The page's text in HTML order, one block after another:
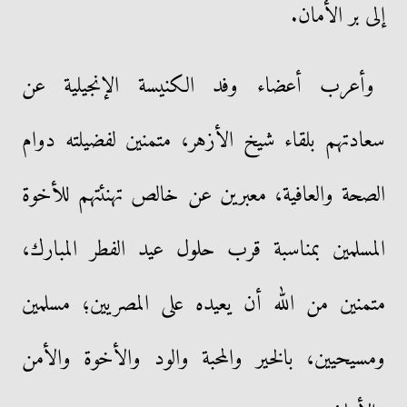
إلى بر الأمان.
وأعرب أعضاء وفد الكنيسة الإنجيلية عن
سعادتهم بلقاء شيخ الأزهر، متمنين لفضيلته دوام
الصحة والعافية، معبرين عن خالص تهنئتهم للأخوة
المسلمين بمناسبة قرب حلول عيد الفطر المبارك،
متمنين من الله أن يعيده على المصريين؛ مسلمين
ومسيحيين، بالخير والمحبة والود والأخوة والأمن